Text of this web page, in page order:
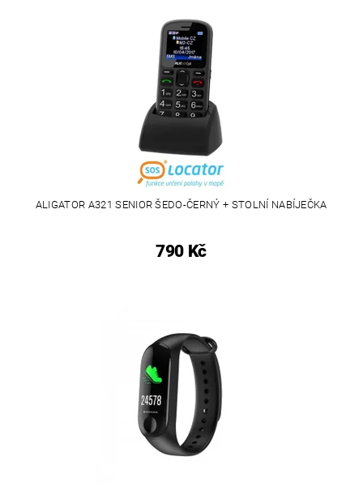
ALIGATOR A321 SENIOR ŠEDO-ČERNÝ + STOLNÍ NABÍJEČKA
790 Kč